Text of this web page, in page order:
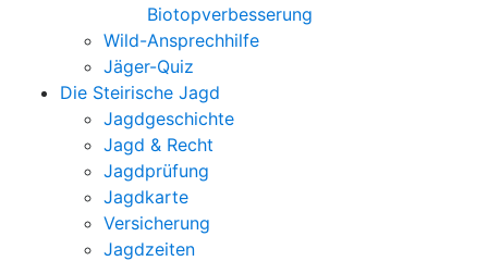
Biotopverbesserung
Wild-Ansprechhilfe
Jäger-Quiz
Die Steirische Jagd
Jagdgeschichte
Jagd & Recht
Jagdprüfung
Jagdkarte
Versicherung
Jagdzeiten